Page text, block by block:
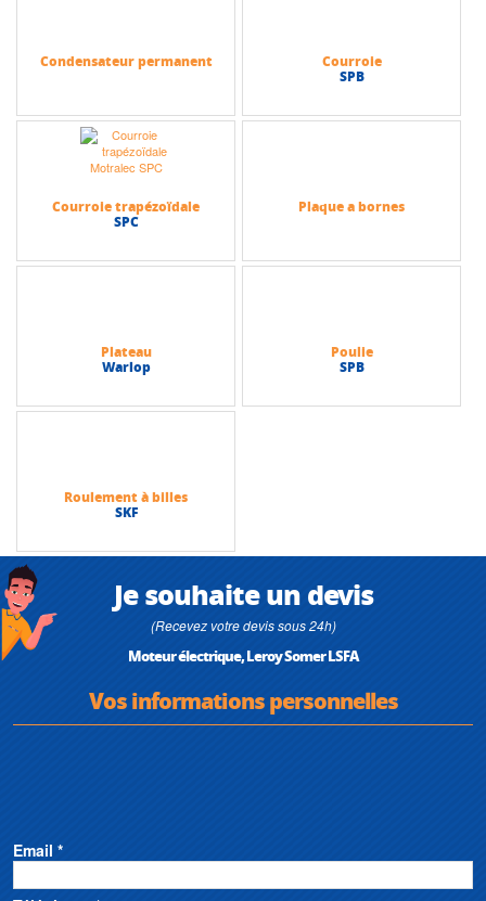
Condensateur permanent
Courroie
SPB
Courroie trapézoïdale
SPC
Plaque a bornes
Plateau
Warlop
Poulie
SPB
Roulement à billes
SKF
Je souhaite un devis
(Recevez votre devis sous 24h)
Moteur électrique, Leroy Somer LSFA
Vos informations personnelles
Email *